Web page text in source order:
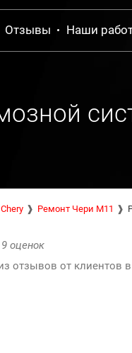
Отзывы Наши
Ремонт Чери М11
9 оценок
отзывов от клиентов